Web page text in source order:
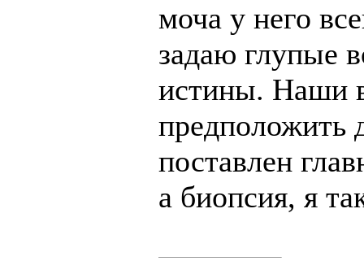
моча у него
задаю глупые
истины. Наши
предположить
поставлен
а биопсия, я